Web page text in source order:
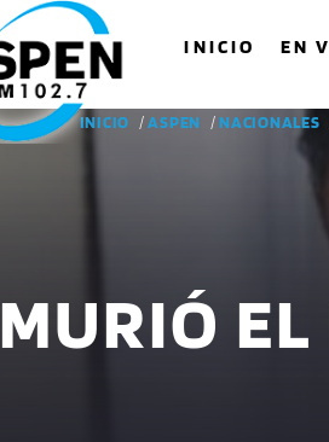
INICIO EN
INICIO /ASPEN /NACIONALES
MURIÓ